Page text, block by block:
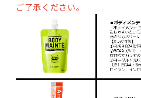
ご了承ください。